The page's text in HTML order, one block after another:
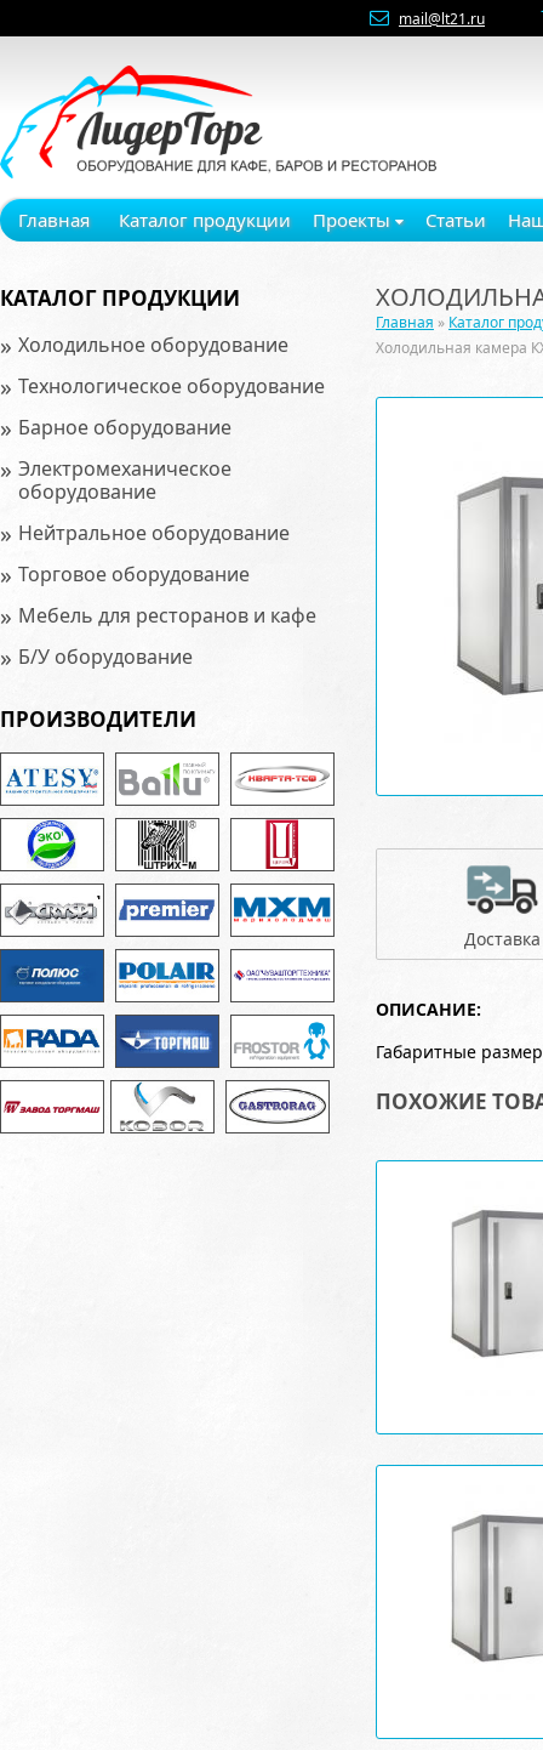
mail@lt21.ru
Главная Каталог продукции Проекты Статьи
КАТАЛОГ ПРОДУКЦИИ
» Холодильное оборудование
» Технологическое оборудование
» Барное оборудование
» Электромеханическое
оборудование
» Нейтральное оборудование
» Торговое оборудование
» Мебель для ресторанов и кафе
» Б/У оборудование
ПРОИЗВОДИТЕЛИ
Главная » Каталог
Холодильная камера
Доставка
ОПИСАНИЕ:
Габаритные
ПОХОЖИЕ